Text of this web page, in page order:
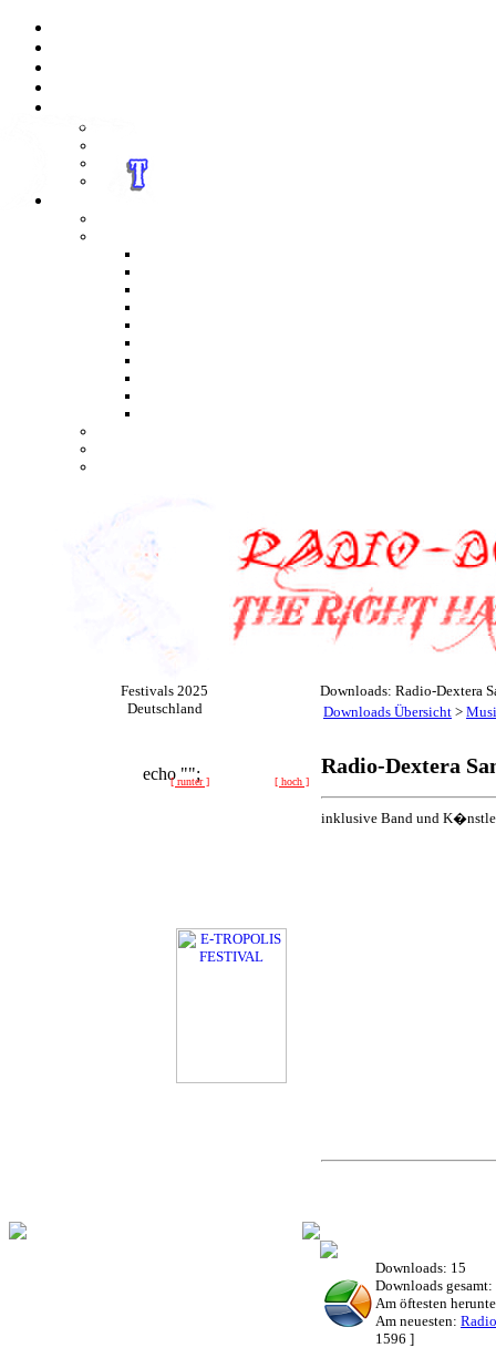
Festivals 2025
Deutschland
Downloads: Radio-Dextera
Downloads Übersicht >
Radio-Dextera
inklusive Band und
Downloads: 15
Downloads
Am öftesten
Am neuesten:
1596 ]